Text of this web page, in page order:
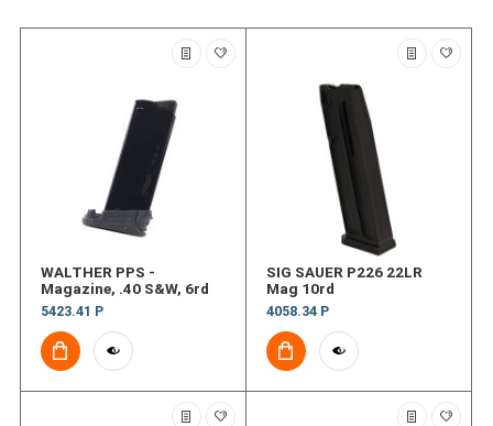
WALTHER PPS -
Magazine, .40 S&W, 6rd
5423.41 Р
SIG SAUER P226 22LR
Mag 10rd
4058.34 Р